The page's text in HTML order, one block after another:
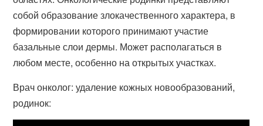
собой образование злокачественного характера, в
формировании которого принимают участие
базальные слои дермы. Может располагаться в
любом месте, особенно на открытых участках.
Врач онколог: удаление кожных новообразований,
родинок: